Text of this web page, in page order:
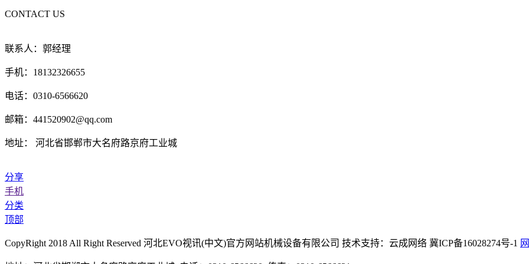
CONTACT US
联系人：郭经理
手机：18132326655
电话：0310-6566620
邮箱：441520902@qq.com
地址： 河北省邯郸市大名府路京府工业城
分享
手机
分类
顶部
CopyRight 2018 All Right Reserved 河北EVO视讯(中文)官方网站机械设备有限公司 技术支持：云成网络 冀ICP备16028274号-1